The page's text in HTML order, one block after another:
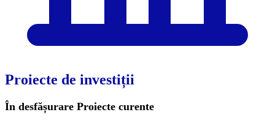
Proiecte de investiții
În desfășurare Proiecte curente